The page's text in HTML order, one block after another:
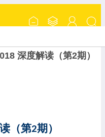
深度解读（第2期）
（第2期）